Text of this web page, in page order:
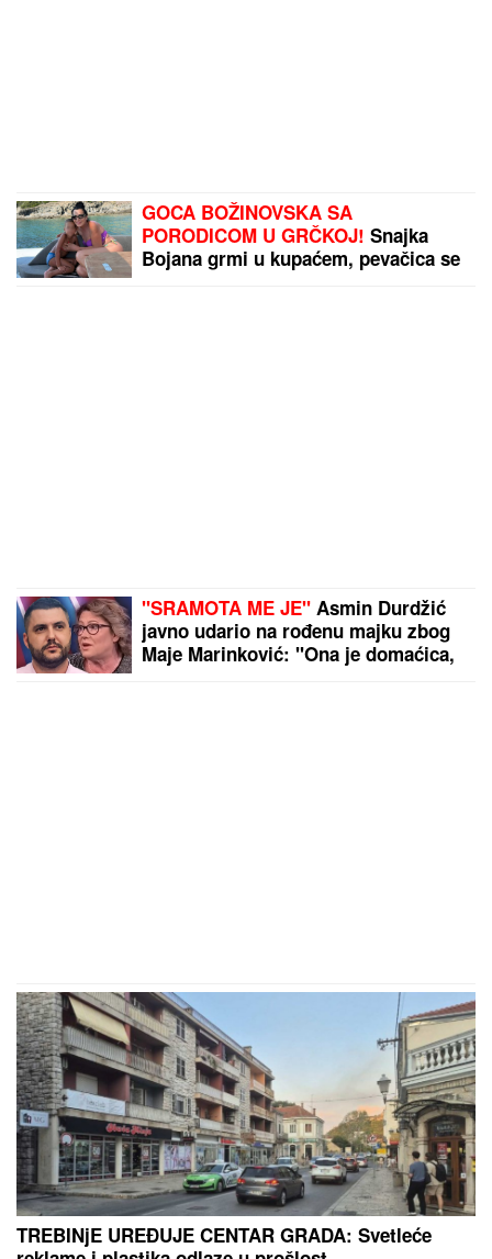
GOCA BOŽINOVSKA SA
PORODICOM U GRČKOJ! Snajka
Bojana grmi u kupaćem, pevačica se
"SRAMOTA ME JE" Asmin Durdžić
javno udario na rođenu majku zbog
Maje Marinković: "Ona je domaćica,
TREBINjE UREĐUJE CENTAR GRADA: Svetleće